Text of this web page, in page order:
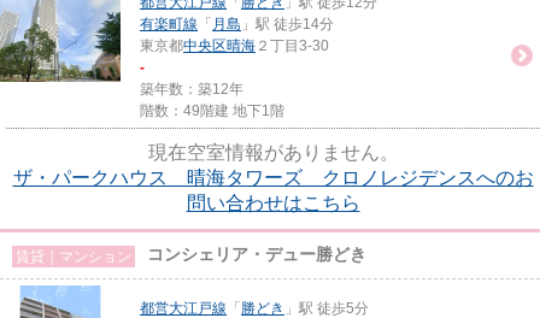
有楽町線 「 月島 」駅 徒歩14分
東京都中央区晴海 ２丁目3-30
-
築年数：築12年
階数：49階建 地下1階
現在空室情報がありません。
ザ・パークハウス 晴海タワーズ クロノレジデンスへのお
問い合わせはこちら
賃貸｜マンション コンシェリア・デュー勝どき
都営大江戸線 「 勝どき 」駅 徒歩5分